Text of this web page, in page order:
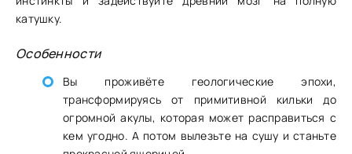
катушку.
Особенности
Вы проживёте геологические эпохи,
трансформируясь от примитивной кильки до
огромной акулы, которая может расправиться с
кем угодно. А потом вылезьте на сушу и станьте